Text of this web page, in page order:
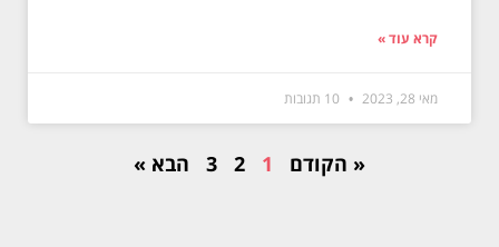
קרא עוד »
מאי 28, 2023
« הקודם 1
2
3 הבא »